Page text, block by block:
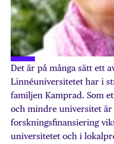
Det är på många sätt ett
Linnéuniversitetet har i
familjen Kamprad. Som
och mindre universitet
forskningsfinansiering
universitetet och i